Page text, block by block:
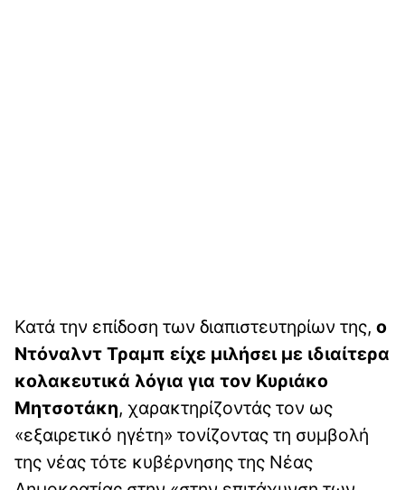
Κατά την επίδοση των διαπιστευτηρίων της, ο
Ντόναλντ Τραμπ είχε μιλήσει με ιδιαίτερα
κολακευτικά λόγια για τον Κυριάκο
Μητσοτάκη, χαρακτηρίζοντάς τον ως
«εξαιρετικό ηγέτη» τονίζοντας τη συμβολή
της νέας τότε κυβέρνησης της Νέας